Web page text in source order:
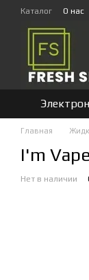
Перейти к
Каталог О нас
Главная
I'm
Нет в наличии